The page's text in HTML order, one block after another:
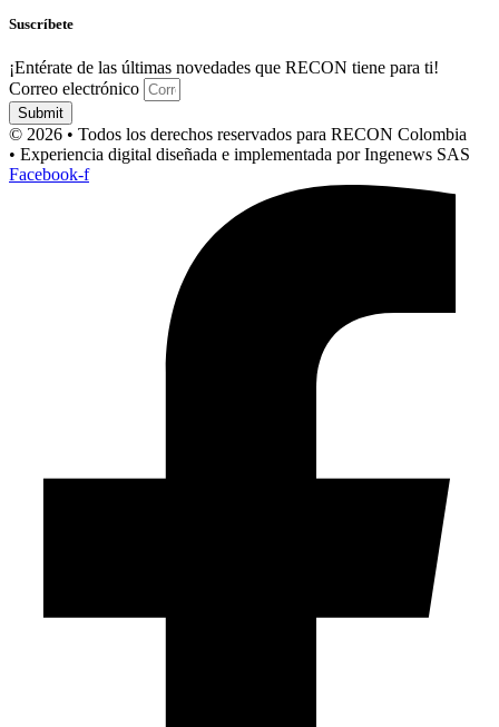
Suscríbete
¡Entérate de las últimas novedades que RECON tiene para ti!
Correo electrónico
Submit
© 2026 • Todos los derechos reservados para RECON Colombia
• Experiencia digital diseñada e implementada por Ingenews SAS
Facebook-f